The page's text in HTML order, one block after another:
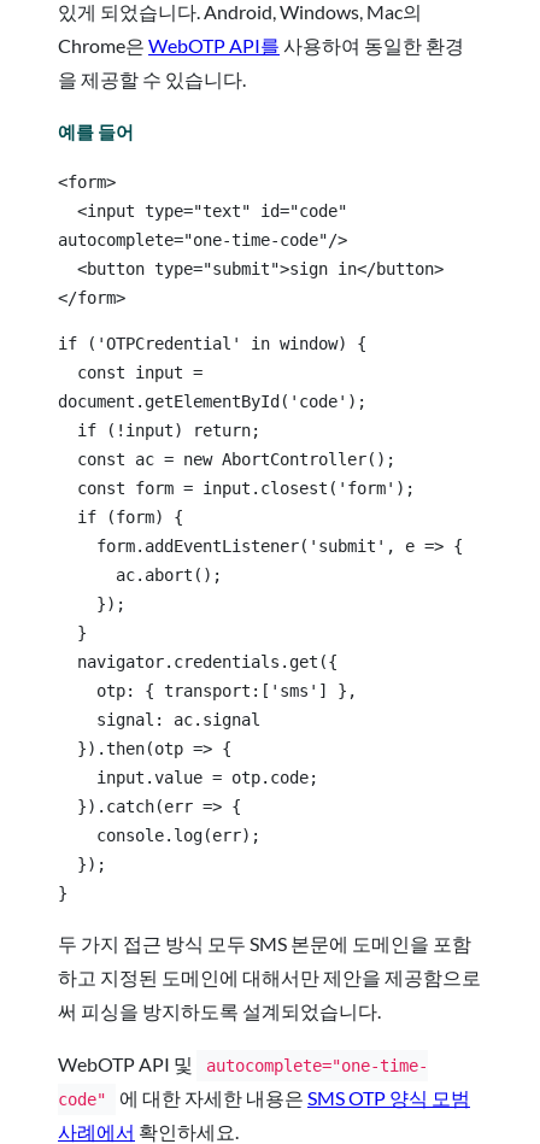
있게 되었습니다. Android, Windows, Mac의
Chrome은 WebOTP API를 사용하여 동일한 환경
을 제공할 수 있습니다.
예를 들어
<form>
autocomplete="one-time-code"/>
  <button type="submit">sign in</button>
</form>
if ('OTPCredential' in window) {
document.getElementById('code');
  if (!input) return;
  const ac = new AbortController();
  const form = input.closest('form');
  if (form) {
    form.addEventListener('submit', e => {
      ac.abort();
    });
  }
  navigator.credentials.get({
    otp: { transport:['sms'] },
    signal: ac.signal
  }).then(otp => {
    input.value = otp.code;
  }).catch(err => {
    console.log(err);
  });
}
두 가지 접근 방식 모두 SMS 본문에 도메인을 포함
하고 지정된 도메인에 대해서만 제안을 제공함으로
써 피싱을 방지하도록 설계되었습니다.
WebOTP API 및
autocomplete="one-time-
code"
에 대한 자세한 내용은 SMS OTP 양식 모범
사례에서 확인하세요.